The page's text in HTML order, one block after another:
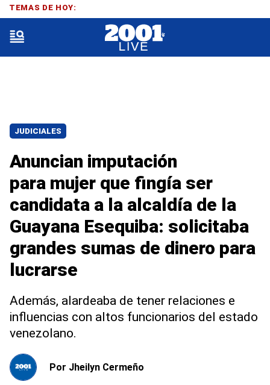
JUDICIALES
Anuncian imputación
para mujer que fingía ser
candidata a la alcaldía de la
Guayana Esequiba: solicitaba
grandes sumas de dinero para
lucrarse
Además, alardeaba de tener relaciones e
influencias con altos funcionarios del estado
venezolano.
Por Jheilyn Cermeño
TEMAS DE HOY: